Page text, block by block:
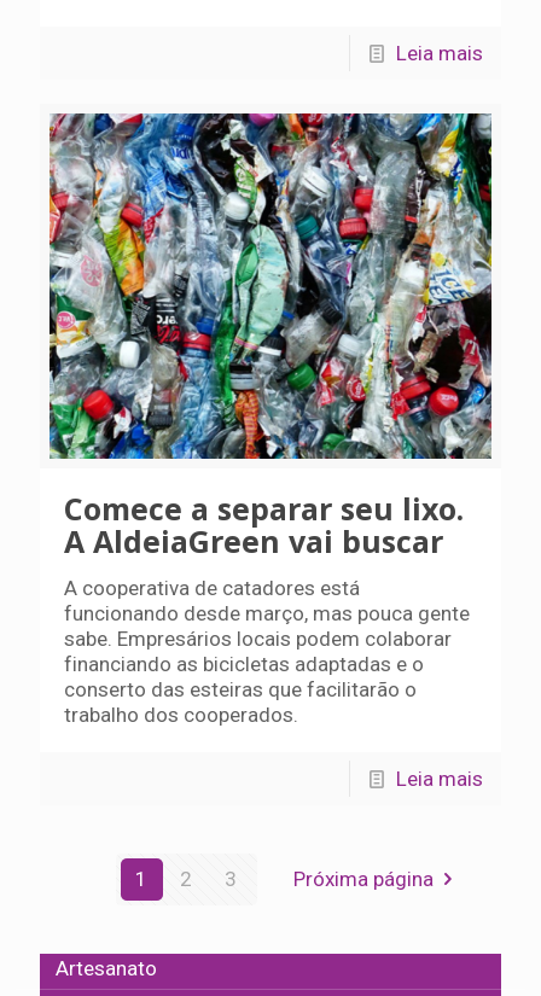
Leia mais
Comece a separar seu lixo.
A AldeiaGreen vai buscar
A cooperativa de catadores está
funcionando desde março, mas pouca gente
sabe. Empresários locais podem colaborar
financiando as bicicletas adaptadas e o
conserto das esteiras que facilitarão o
trabalho dos cooperados.
Leia mais
1 2 3 Próxima página
Artesanato